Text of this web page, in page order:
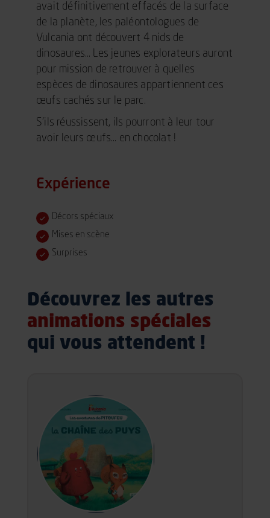
avait définitivement effacés de la surface
de la planète, les paléontologues de
Vulcania ont découvert 4 nids de
dinosaures… Les jeunes explorateurs auront
pour mission de retrouver à quelles
espèces de dinosaures appartiennent ces
œufs cachés sur le parc.
S’ils réussissent, ils pourront à leur tour
avoir leurs œufs… en chocolat !
Expérience
Décors spéciaux
Mises en scène
Surprises
Découvrez les autres
animations spéciales
qui vous attendent !